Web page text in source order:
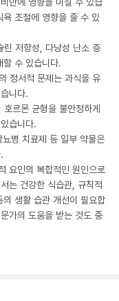
조절에 영향을 줄 수 있
저항성, 다낭성 난소 증
할 수 있습니다.
정서적 문제는 과식을 유
니다.
르몬 균형을 불안정하게
습니다.
병 치료제 등 일부 약물은
요인의 복합적인 원인으로
는 건강한 식습관, 규칙적
생활 습관 개선이 필요합
가의 도움을 받는 것도 중